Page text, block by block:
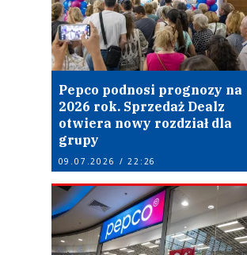
Pepco podnosi prognozy na
2026 rok. Sprzedaż Dealz
otwiera nowy rozdział dla
grupy
09.07.2026 / 22:26